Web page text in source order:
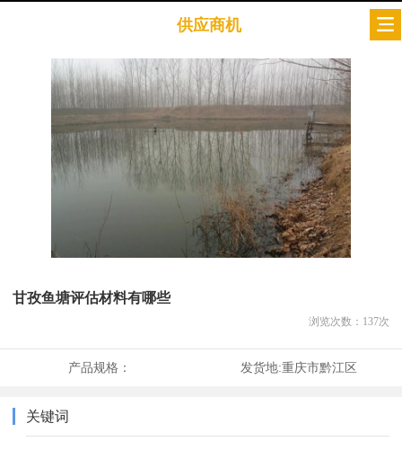
供应商机
甘孜鱼塘评估材料有哪些
浏览次数： 137次
产品规格： 发货地:重庆市黔江区
关键词